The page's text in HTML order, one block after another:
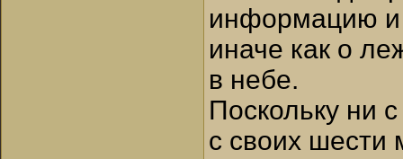
информацию и
иначе как о
в небе.
Поскольку ни
с своих шести